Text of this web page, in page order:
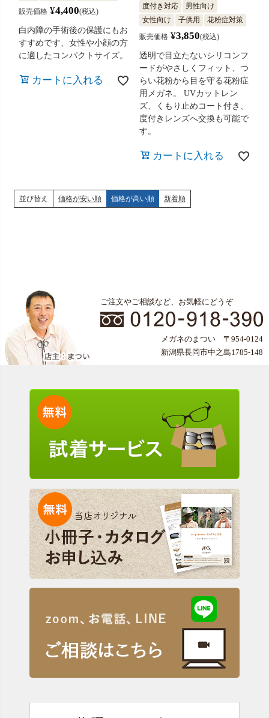
販売価格 ¥4,400 税込
白内障の手術後の保護にもお
すすめです、女性や小顔の方
に適したコンパクトサイズ。
カートに入れる
度付き対応
男性向け
女性向け
子供用
花粉症対策
販売価格 ¥3,850 税込
透明で目立たないシリコンフ
ードがやさしくフィット、つ
らい花粉から目を守る花粉症
用メガネ。 UVカットレン
ズ、くもり止めコート付き、
度付きレンズへ交換も可能で
す。
カートに入れる
並び替え 価格が安い順 価格が高い順 新着順
ご注文やご相談など、お気軽にどうぞ
メガネのまつい 〒954-0124
新潟県長岡市中之島1785-148